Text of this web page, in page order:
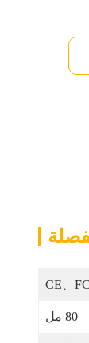
CE、
80 مل